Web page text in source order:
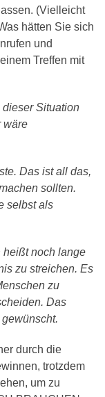
(Vielleicht
hätten Sie sich
und
Treffen mit
Situation
wäre
Das ist all das,
sollten.
selbst als
heißt noch lange
zu streichen. Es
zu
Das
durch die
trotzdem
um zu